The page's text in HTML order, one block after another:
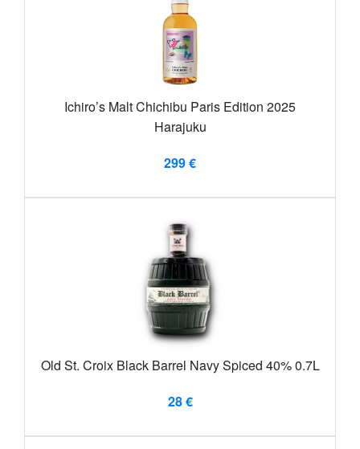
Ichiro’s Malt Chichibu Paris Edition 2025
Harajuku
299 €
Old St. Croix Black Barrel Navy Spiced 40% 0.7L
28 €